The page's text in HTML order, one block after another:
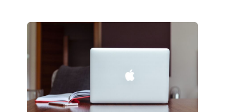
СОЗДАВАТЬ
БЕЗ
СЛОЖНОГО